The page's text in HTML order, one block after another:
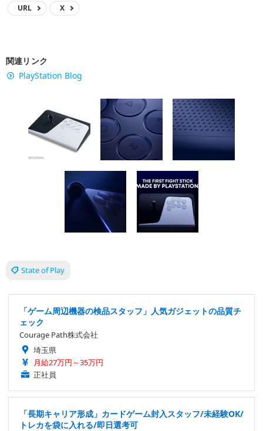
URL X
関連リンク
PlayStation Blog
State of Play
「ゲーム周辺機器の検品スタッフ」人気ガジェットの品質チ
ェック
Courage Path株式会社
埼玉県
月給27万円～35万円
正社員
「長期キャリア形成」カードゲーム封入スタッフ/未経験OK/
トレカを袋に入れる/即日選考可